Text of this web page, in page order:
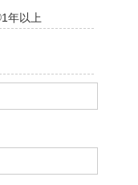
1年以上